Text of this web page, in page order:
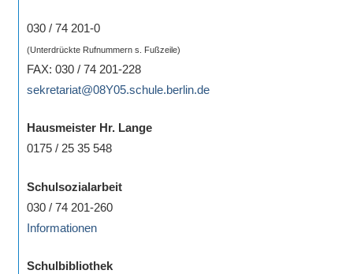
030 / 74 201-0
(Unterdrückte Rufnummern s. Fußzeile)
FAX: 030 / 74 201-228
sekretariat@08Y05.schule.berlin.de
Hausmeister Hr. Lange
0175 / 25 35 548
Schulsozialarbeit
030 / 74 201-260
Informationen
Schulbibliothek